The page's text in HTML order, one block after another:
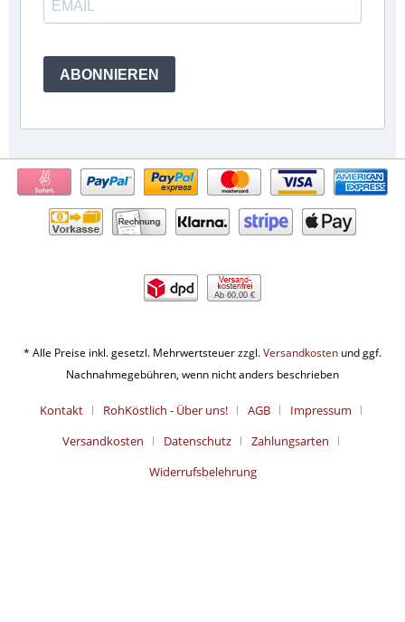
ABONNIEREN
Ab 60,00 €
* Alle Preise inkl. gesetzl. Mehrwertsteuer zzgl.Versandkosten und ggf.
Nachnahmegebühren, wenn nicht anders beschrieben
Kontakt RohKöstlich - Über uns! AGB
Impressum
Versandkosten
Datenschutz
Zahlungsarten
Widerrufsbelehrung